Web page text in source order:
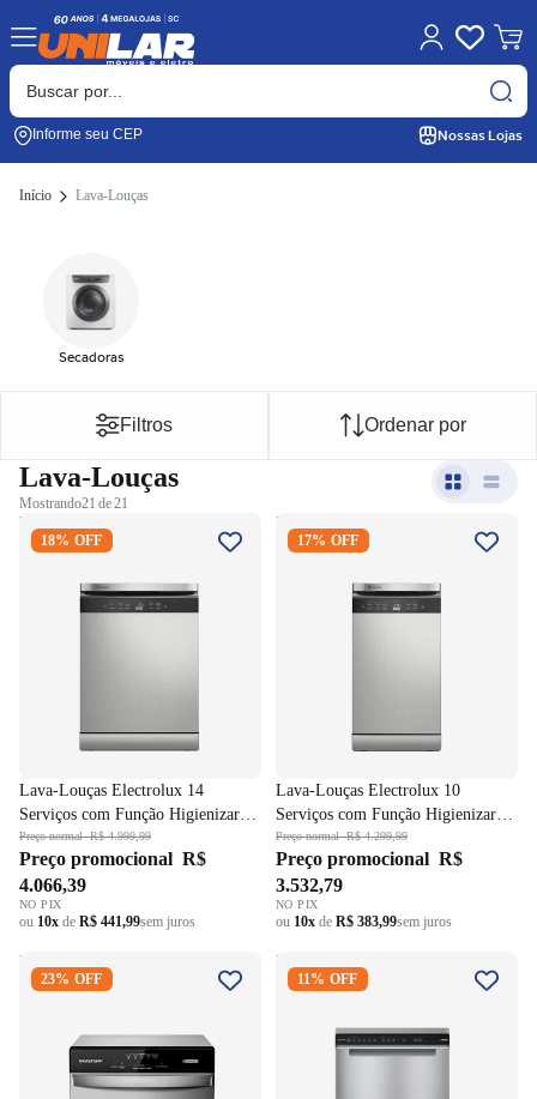
Informe seu CEP Nossas Lojas
Início Lava-Louças
Secadoras
Filtros Ordenar por
Lava-Louças
Mostrando21 de 21
Lava-Louças Electrolux 14
Serviços com Função
18% OFF
Lava-Louças Electrolux 14
Serviços com Função Higienizar
LL14X Inox 220V
Preço normalR$ 4.999,99
Preço promocional R$
4.066,39
NO PIX
ou 10x de R$ 441,99sem juros
Lava-Louças Electrolux 10
Serviços com Função
17% OFF
Lava-Louças Electrolux 10
Serviços com Função Higienizar
LL10X Inox 220V
Preço normalR$ 4.299,99
Preço promocional R$
3.532,79
NO PIX
ou 10x de R$ 383,99sem juros
Lava-Louças Brastemp 8
Serviços BLF08BS Prata 220V
23% OFF
Lava-Louças Brastemp 15
Serviços BLF61AR Inox 220V
11% OFF